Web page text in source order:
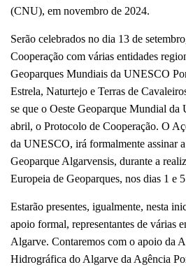
(CNU), em novembro de 2024.
Serão celebrados no dia 13 de
Cooperação com várias entidades
Geoparques Mundiais da UNESCO
Estrela, Naturtejo e Terras de
se que o Oeste Geoparque Mundial da
abril, o Protocolo de Cooperação. O
da UNESCO, irá formalmente assinar
Geoparque Algarvensis, durante a
Europeia de Geoparques, nos dias 1 e
Estarão presentes, igualmente, nesta
apoio formal, representantes de várias
Algarve. Contaremos com o apoio da
Hidrográfica do Algarve da Agência